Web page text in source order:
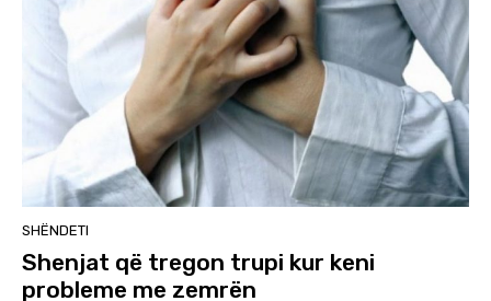
SHËNDETI
Shenjat që tregon trupi kur keni
probleme me zemrën